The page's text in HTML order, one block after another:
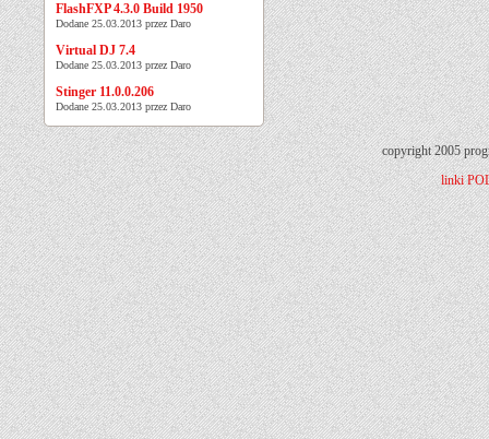
FlashFXP 4.3.0 Build 1950
Dodane 25.03.2013 przez Daro
Virtual DJ 7.4
Dodane 25.03.2013 przez Daro
Stinger 11.0.0.206
Dodane 25.03.2013 przez Daro
copyright 2005
linki